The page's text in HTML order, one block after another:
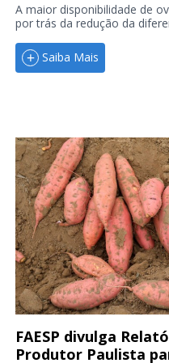
A maior disponibilidade de
por trás da redução da
Saiba Mais
FAESP divulga
Produtor Paulista